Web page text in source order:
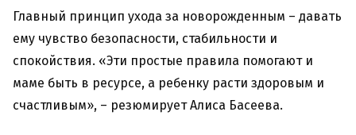
Главный принцип ухода за новорожденным – давать
ему чувство безопасности, стабильности и
спокойствия. «Эти простые правила помогают и
маме быть в ресурсе, а ребенку расти здоровым и
счастливым», – резюмирует Алиса Басеева.